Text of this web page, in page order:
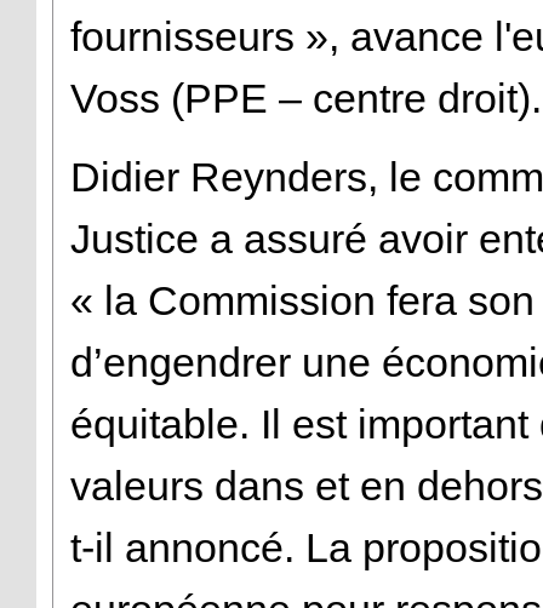
fournisseurs », avance
Voss (PPE – centre
Didier Reynders, le
Justice a assuré avoir
« la Commission fera
d’engendrer une
équitable. Il est
valeurs dans et en
t-il annoncé. La